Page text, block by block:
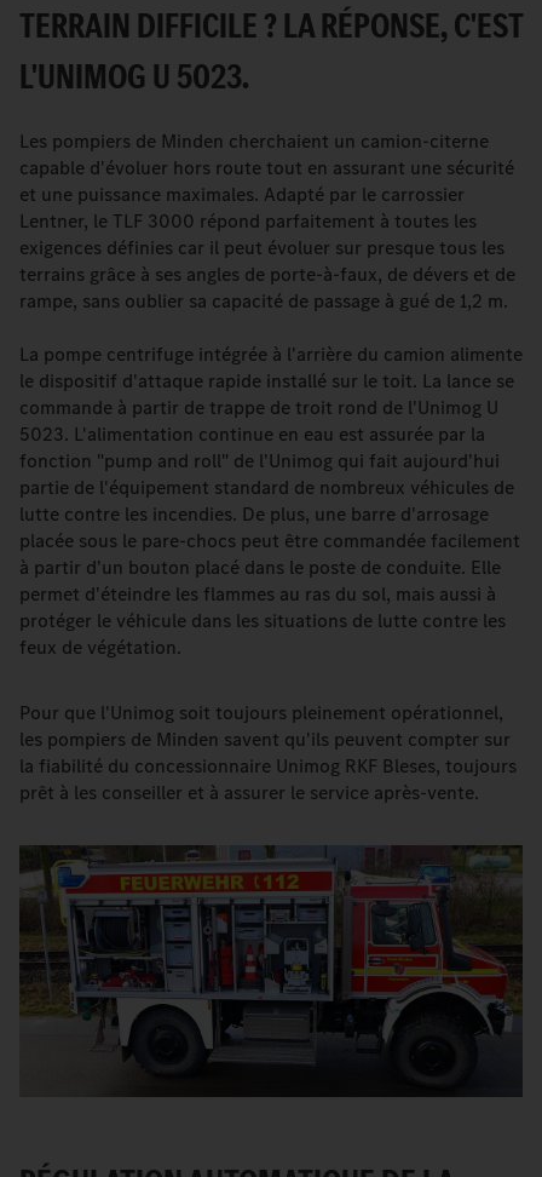
TERRAIN DIFFICILE ? LA RÉPONSE, C'EST
L'UNIMOG U 5023.
Les pompiers de Minden cherchaient un camion-citerne
capable d'évoluer hors route tout en assurant une sécurité
et une puissance maximales. Adapté par le carrossier
Lentner, le TLF 3000 répond parfaitement à toutes les
exigences définies car il peut évoluer sur presque tous les
terrains grâce à ses angles de porte-à-faux, de dévers et de
rampe, sans oublier sa capacité de passage à gué de 1,2 m.
La pompe centrifuge intégrée à l'arrière du camion alimente
le dispositif d'attaque rapide installé sur le toit. La lance se
commande à partir de trappe de troit rond de l'Unimog U
5023. L'alimentation continue en eau est assurée par la
fonction "pump and roll" de l'Unimog qui fait aujourd'hui
partie de l'équipement standard de nombreux véhicules de
lutte contre les incendies. De plus, une barre d'arrosage
placée sous le pare-chocs peut être commandée facilement
à partir d'un bouton placé dans le poste de conduite. Elle
permet d'éteindre les flammes au ras du sol, mais aussi à
protéger le véhicule dans les situations de lutte contre les
feux de végétation.
Pour que l'Unimog soit toujours pleinement opérationnel,
les pompiers de Minden savent qu'ils peuvent compter sur
la fiabilité du concessionnaire Unimog RKF Bleses, toujours
prêt à les conseiller et à assurer le service après-vente.